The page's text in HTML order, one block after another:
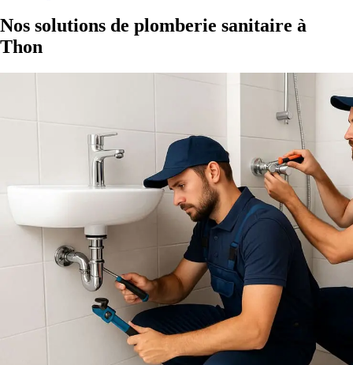
Nos solutions de plomberie sanitaire à
Thon